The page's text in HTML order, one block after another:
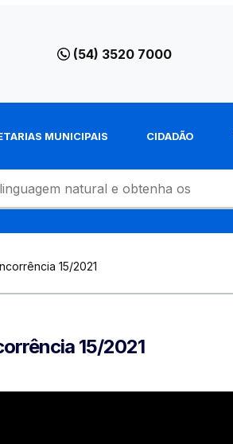
(54) 3520 7000
MUNICIPAIS CIDADÃO
15/2021
15/2021